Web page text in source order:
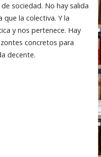
sociedad. No hay salida
la colectiva. Y la
y nos pertenece. Hay
concretos para
decente.